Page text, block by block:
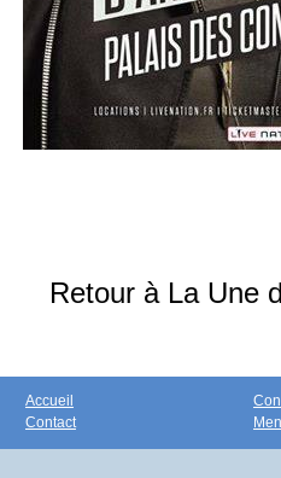
Retour à La Une
Accueil
Contact